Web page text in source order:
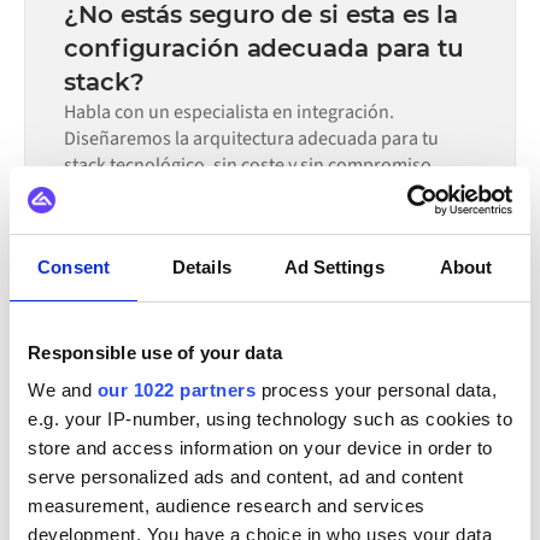
Consent Details Ad Settings About
Responsible use of your data
We and our 1022 partners process your personal data,
e.g. your IP-number, using technology such as cookies to
store and access information on your device in order to
serve personalized ads and content, ad and content
measurement, audience research and services
development. You have a choice in who uses your data
cumplir con los requisitos.
proceso de revisión interna. En el marketplace de Alumio
hay conectores preconfigurados para muchos sistemas,
lo que reduce significativamente el tiempo de
configuración.
¿No estás seguro de si esta es la
configuración adecuada para tu
stack?
Habla con un especialista en integración.
Diseñaremos la arquitectura adecuada para tu
stack tecnológico, sin coste y sin compromiso.
Llamada de 30 minutos | Consulta gratuita
TAMBIÉN SE INTEGRA CON
Virto Commerce DynamicWeb
Centra
OpenAI
Klarna Adyen Stripe PayPal
Ver todas las integraciones de Remira